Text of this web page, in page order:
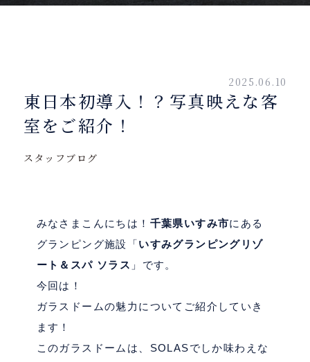
2025.06.10
東日本初導入！？写真映えな客
室をご紹介！
スタッフブログ
みなさまこんにちは！ 千葉県いすみ市にある
グランピング施設「いすみグランピングリゾ
ート＆スパ ソラス 」です。
今回は！
ガラスドームの魅力についてご紹介していき
ます！
このガラスドームは、 SOLASでしか味わえな